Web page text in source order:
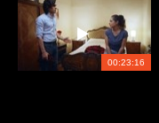
00:23:16